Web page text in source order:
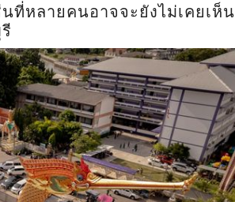
ที่หลายคนอาจจะยังไม่เคยเห็น
เรือ
สุพรรณ
หงส์
วัด
ชลอ
มุม
อัน
ซีน